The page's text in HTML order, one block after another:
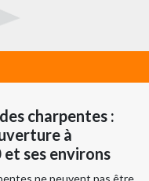
charpentes :
à
ses environs
ne peuvent pas être